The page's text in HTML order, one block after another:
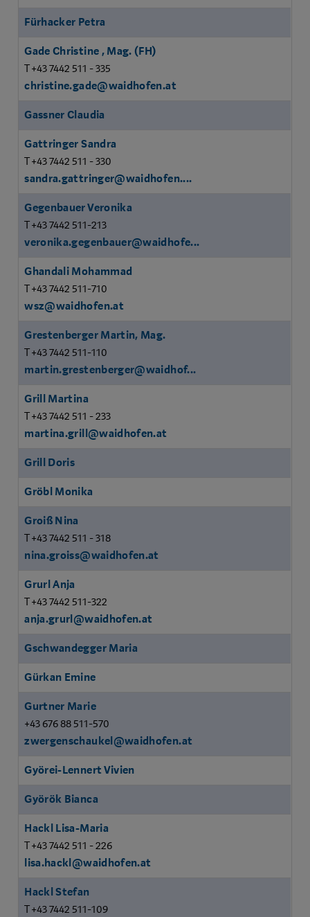
Fürhacker Petra
Gade Christine , Mag. (FH)
T +43 7442 511 - 335
christine.gade@waidhofen.at
Gassner Claudia
Gattringer Sandra
T +43 7442 511 - 330
sandra.gattringer@waidhofen....
Gegenbauer Veronika
T +43 7442 511-213
veronika.gegenbauer@waidhofe...
Ghandali Mohammad
T +43 7442 511-710
wsz@waidhofen.at
Grestenberger Martin, Mag.
T +43 7442 511-110
martin.grestenberger@waidhof...
Grill Martina
T +43 7442 511 - 233
martina.grill@waidhofen.at
Grill Doris
Gröbl Monika
Groiß Nina
T +43 7442 511 - 318
nina.groiss@waidhofen.at
Grurl Anja
T +43 7442 511-322
anja.grurl@waidhofen.at
Gschwandegger Maria
Gürkan Emine
Gurtner Marie
+43 676 88 511-570
zwergenschaukel@waidhofen.at
Györei-Lennert Vivien
Györök Bianca
Hackl Lisa-Maria
T +43 7442 511 - 226
lisa.hackl@waidhofen.at
Hackl Stefan
T +43 7442 511-109